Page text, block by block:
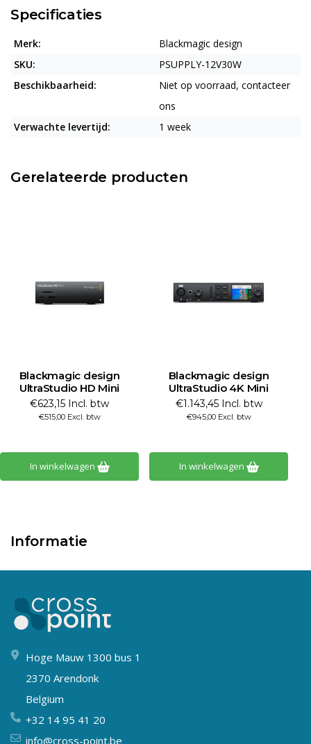
Specificaties
Merk:
Blackmagic design
SKU:
PSUPPLY-12V30W
Beschikbaarheid:
Niet op voorraad, contacteer
ons
Verwachte levertijd:
1 week
Gerelateerde producten
Blackmagic design
UltraStudio HD Mini
€623,15 Incl. btw
€515,00 Excl. btw
In winkelwagen
Blackmagic design
UltraStudio 4K Mini
€1.143,45 Incl. btw
€945,00 Excl. btw
In winkelwagen
Informatie
Hoge Mauw 1300 bus 1
2370 Arendonk
Belgium
+32 14 95 41 20
info@cross-point.be